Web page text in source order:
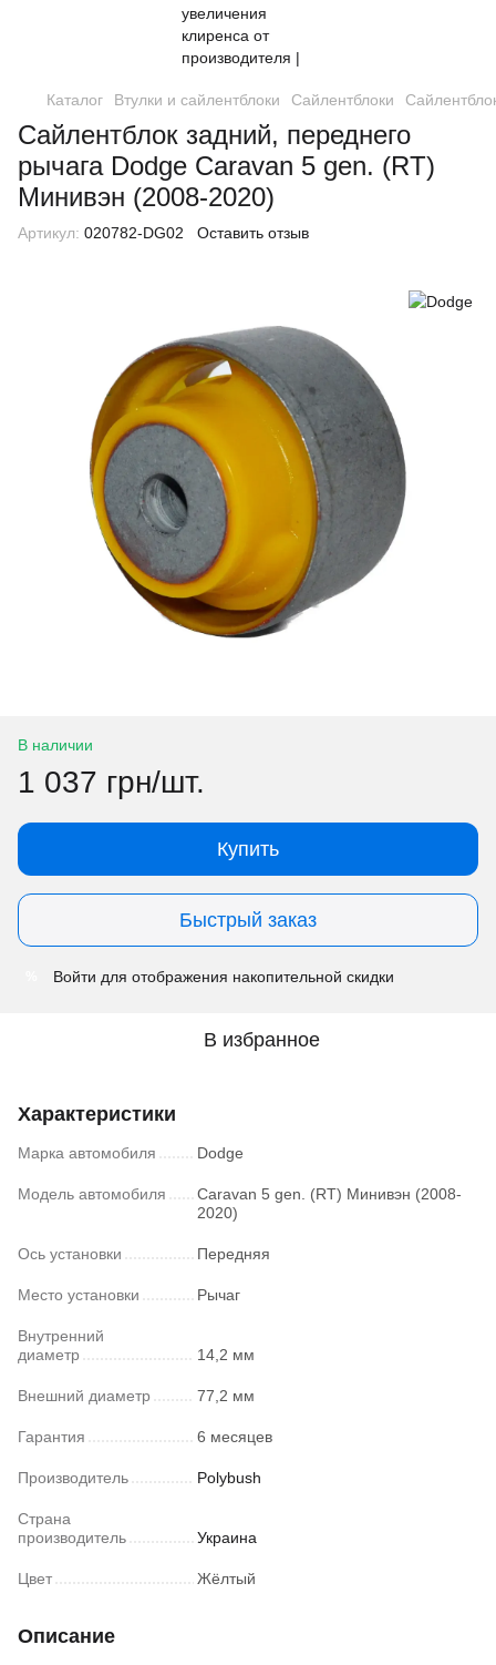
Каталог Втулки и сайлентблоки Сайлентблоки
Сайлентблок задний, переднего
рычага Dodge Caravan 5 gen. (RT)
Минивэн (2008-2020)
Артикул: 020782-DG02 Оставить отзыв
В наличии
1 037 грн/шт.
Купить
Быстрый заказ
Войти для отображения накопительной скидки
В избранное
Характеристики
Марка автомобиля Dodge
Модель автомобиля
Caravan 5 gen. (RT) Минивэн (2008-
2020)
Ось установки Передняя
Место установки Рычаг
Внутренний
диаметр
14,2 мм
Внешний диаметр 77,2 мм
Гарантия 6 месяцев
Производитель Polybush
Страна
производитель
Украина
Цвет Жёлтый
Описание